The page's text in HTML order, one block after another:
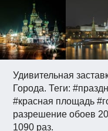
Удивительная
Города. Теги:
#красная площадь
разрешение обоев
1090 раз.